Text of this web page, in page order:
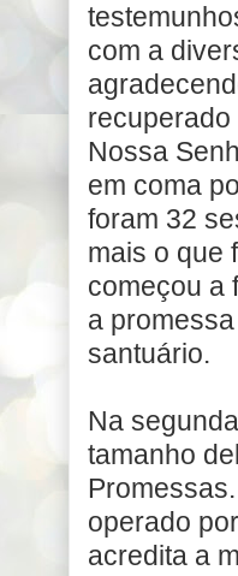
com a
Nossa
em coma
foram 32
mais o que
começou a
a
santuário.
Na
tamanho
operado
acredita a